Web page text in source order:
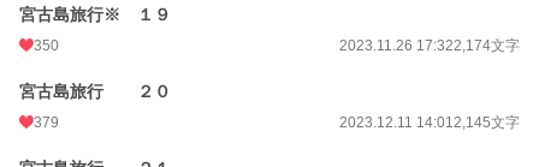
宮古島旅行※ １９
350 2023.11.26 17:322,174文字
宮古島旅行 ２０
379 2023.12.11 14:012,145文字